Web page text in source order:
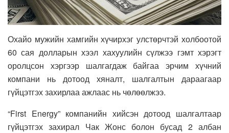
Охайо мужийн хамгийн хүчирхэг улстөрчтэй холбоотой
60 сая долларын хээл хахуулийн сүлжээ гэмт хэрэгт
оролцсон хэргээр шалгагдаж байгаа эрчим хүчний
компани нь дотоод хяналт, шалгалтын дараагаар
гүйцэтгэх захирлаа ажлаас нь чөлөөлжээ.
“First Energy” компанийн хийсэн дотоод шалгалтаар
гүйцэтгэх захирал Чак Жонс болон бусад 2 албан